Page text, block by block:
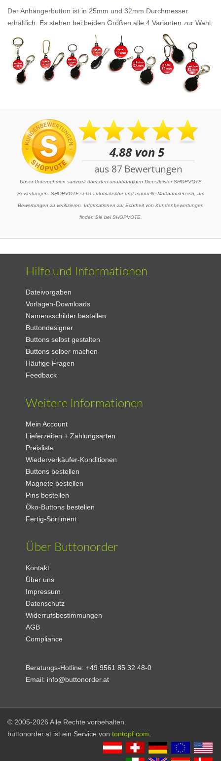
Der Anhängerbutton ist in 25mm und 32mm Durchmesser
erhältlich. Es stehen bei beiden Größen alle 4 Varianten zur Wahl.
Unser Unternehmen sammelt über den unabhängigen Dienstleister SHOPVOTE
Bewertungen. SHOPVOTE setzt automatische und manuelle Maßnahmen ein, um
Bewertungen zu verifizieren. Informationen zur Echtheit von Kundenbewertungen
finden Sie bei SHOPVOTE.
Hilfe und Informationen
Dateivorgaben
Vorlagen-Downloads
Namensschilder bestellen
Buttondesigner
Buttons selbst gestalten
Buttons selber machen
Häufige Fragen
Feedback
Weitere Informationen
Mein Account
Lieferzeiten + Zahlungsarten
Preisliste
Wiederverkäufer-Konditionen
Buttons bestellen
Magnete bestellen
Pins bestellen
Öko-Buttons bestellen
Fertig-Sortiment
Über Buttonorder
Kontakt
Über uns
Impressum
Datenschutz
Widerrufsbestimmungen
AGB
Compliance
Beratungs-Hotline:+49 9561 85 32 48-0
Email: info@buttonorder.at
© 2005-2026 Alle Rechte vorbehalten.
buttonorder.at ist ein Service von tontopf.com